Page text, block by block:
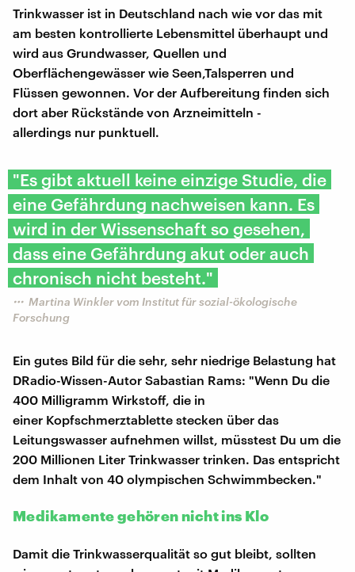
Trinkwasser ist in Deutschland nach wie vor das mit
am besten kontrollierte Lebensmittel überhaupt und
wird aus Grundwasser, Quellen und
Oberflächengewässer wie Seen,Talsperren und
Flüssen gewonnen. Vor der Aufbereitung finden sich
dort aber Rückstände von Arzneimitteln -
allerdings nur punktuell.
"Es gibt aktuell keine einzige Studie, die
eine Gefährdung nachweisen kann. Es
wird in der Wissenschaft so gesehen,
dass eine Gefährdung akut oder auch
chronisch nicht besteht."
Martina Winkler vom Institut für sozial-ökologische
Forschung
Ein gutes Bild für die sehr, sehr niedrige Belastung hat
DRadio-Wissen-Autor Sabastian Rams: "Wenn Du die
400 Milligramm Wirkstoff, die in
einer Kopfschmerztablette stecken über das
Leitungswasser aufnehmen willst, müsstest Du um die
200 Millionen Liter Trinkwasser trinken. Das entspricht
dem Inhalt von 40 olympischen Schwimmbecken."
Medikamente gehören nicht ins Klo
Damit die Trinkwasserqualität so gut bleibt, sollten